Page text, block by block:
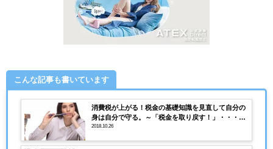
こんな記事も書いています
消費税が上がる！税金の基礎知識を見直して自分の
身は自分で守る。～「税金を取り戻す！」・・・節
税＆無税生活ガイドブック
2018.10.26